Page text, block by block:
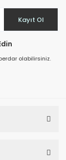
Kayıt Ol
olabilirsiniz.